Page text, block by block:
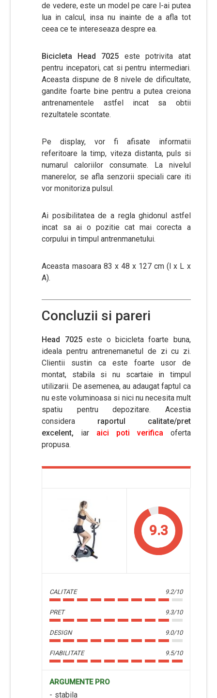
de vedere, este un model pe care l-ai putea
lua in calcul, insa nu inainte de a afla tot
ceea ce te intereseaza despre ea.
Bicicleta Head 7025 este potrivita atat
pentru incepatori, cat si pentru intermediari.
Aceasta dispune de 8 nivele de dificultate,
gandite foarte bine pentru a putea creiona
antrenamentele astfel incat sa obtii
rezultatele scontate.
Pe display, vor fi afisate informatii
referitoare la timp, viteza distanta, puls si
numarul caloriilor consumate. La nivelul
manerelor, se afla senzorii speciali care iti
vor monitoriza pulsul.
Ai posibilitatea de a regla ghidonul astfel
incat sa ai o pozitie cat mai corecta a
corpului in timpul antrenmanetului.
Aceasta masoara 83 x 48 x 127 cm (l x L x
A).
Concluzii si pareri
Head 7025 este o bicicleta foarte buna,
ideala pentru antrenemanetul de zi cu zi.
Clientii sustin ca este foarte usor de
montat, stabila si nu scartaie in timpul
utilizarii. De asemenea, au adaugat faptul ca
nu este voluminoasa si nici nu necesita mult
spatiu pentru depozitare. Acestia
considera raportul calitate/pret
excelent, iar aici poti verifica oferta
propusa.
9.3
CALITATE 9.2/10
PRET 9.3/10
DESIGN 9.0/10
FIABILITATE 9.5/10
ARGUMENTE PRO
stabila